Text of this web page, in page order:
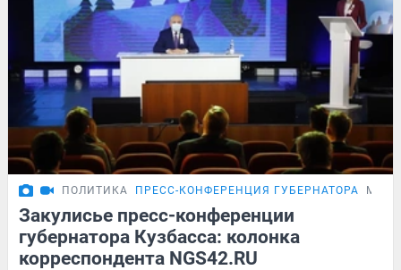
ПОЛИТИКА ПРЕСС-КОНФЕРЕНЦИЯ ГУБЕРНАТОРА
Закулисье пресс-конференции
губернатора Кузбасса: колонка
корреспондента NGS42.RU